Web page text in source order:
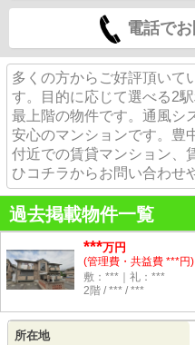
電話で
多くの方からご好評頂い
す。目的に応じて選べる2
最上階の物件です。通風シ
安心のマンションです。豊
付近での賃貸マンション、
ひコチラからお問い合わせ
過去掲載物件一覧
***万円
(管理費・共益費 ***円)
敷：***｜礼：***
2階 / *** / ***
所在地